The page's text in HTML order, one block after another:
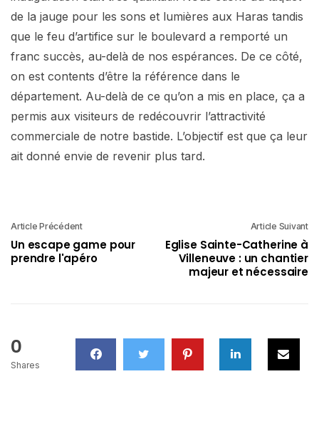
de la jauge pour les sons et lumières aux Haras tandis
que le feu d’artifice sur le boulevard a remporté un
franc succès, au-delà de nos espérances. De ce côté,
on est contents d’être la référence dans le
département. Au-delà de ce qu’on a mis en place, ça a
permis aux visiteurs de redécouvrir l’attractivité
commerciale de notre bastide. L’objectif est que ça leur
ait donné envie de revenir plus tard.
Article Précédent
Un escape game pour
prendre l'apéro
Article Suivant
Eglise Sainte-Catherine à
Villeneuve : un chantier
majeur et nécessaire
0
Shares